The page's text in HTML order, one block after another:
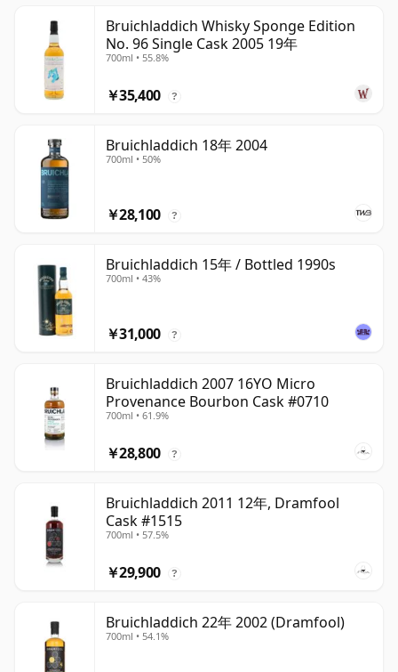
Bruichladdich Whisky Sponge Edition
No. 96 Single Cask 2005 19年
700ml • 55.8%
￥35,400 ?
Bruichladdich 18年 2004
700ml • 50%
￥28,100 ?
Bruichladdich 15年 / Bottled 1990s
700ml • 43%
￥31,000 ?
Bruichladdich 2007 16YO Micro
Provenance Bourbon Cask #0710
700ml • 61.9%
￥28,800 ?
Bruichladdich 2011 12年, Dramfool
Cask #1515
700ml • 57.5%
￥29,900 ?
Bruichladdich 22年 2002 (Dramfool)
700ml • 54.1%